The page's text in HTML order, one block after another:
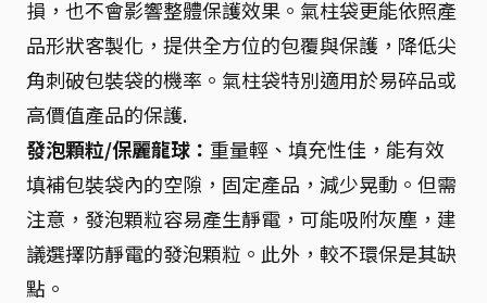
損，也不會影響整體保護效果。氣柱袋更能依照產
品形狀客製化，提供全方位的包覆與保護，降低尖
角刺破包裝袋的機率。氣柱袋特別適用於易碎品或
高價值產品的保護.
發泡顆粒/保麗龍球： 重量輕、填充性佳，能有效
填補包裝袋內的空隙，固定產品，減少晃動。但需
注意，發泡顆粒容易產生靜電，可能吸附灰塵，建
議選擇防靜電的發泡顆粒。此外，較不環保是其缺
點。